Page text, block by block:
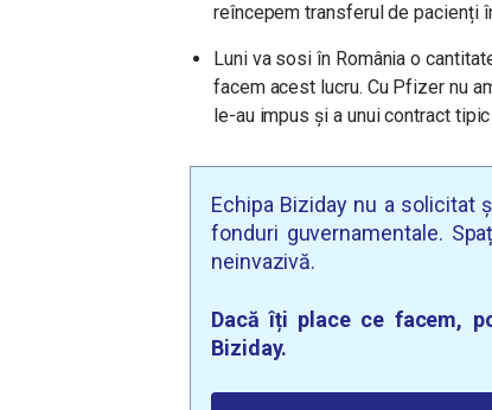
reîncepem transferul de pacienți
Luni va sosi în România o
facem acest lucru. Cu Pfizer nu
le-au impus și a unui contract
Echipa Biziday nu a solicitat
fonduri guvernamentale.
neinvazivă.
Dacă îți place ce facem,
Biziday.